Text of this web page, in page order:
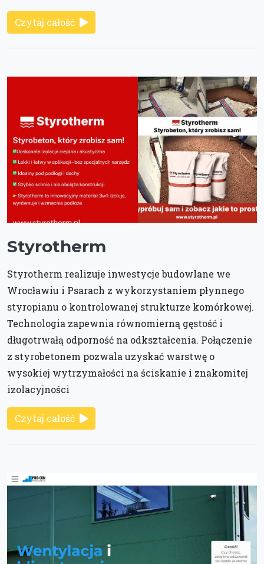
Czytaj całość
Styrotherm
Styrotherm realizuje inwestycje budowlane we
Wrocławiu i Psarach z wykorzystaniem płynnego
styropianu o kontrolowanej strukturze komórkowej.
Technologia zapewnia równomierną gęstość i
długotrwałą odporność na odkształcenia. Połączenie
z styrobetonem pozwala uzyskać warstwę o
wysokiej wytrzymałości na ściskanie i znakomitej
izolacyjności
Czytaj całość